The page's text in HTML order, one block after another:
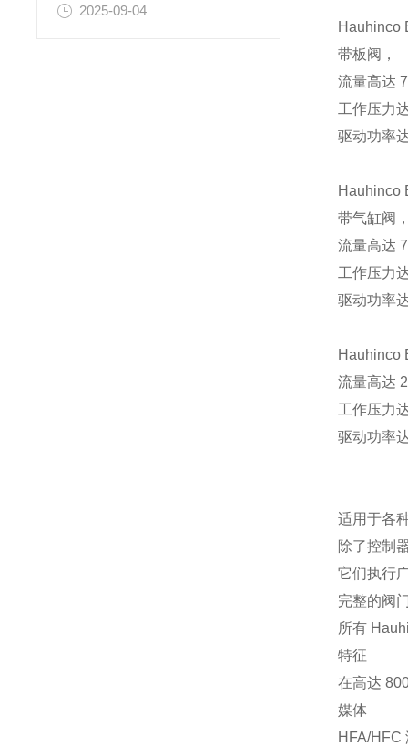
2025-09-04
Hauhinco
带板阀，
流量高达
工作压力
驱动功率
Hauhinco
带气缸阀
流量高达
工作压力
驱动功率
Hauhinco
流量高达
工作压力
驱动功率
适用于各
除了控制
它们执行
完整的阀
所有
特征
在高达
媒体
HFA/HFC